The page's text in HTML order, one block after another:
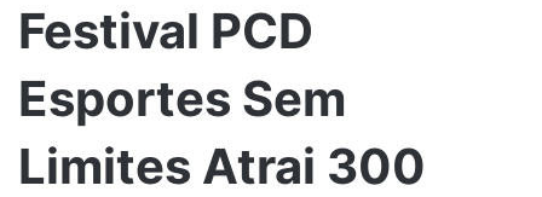
Festival PCD
Esportes Sem
Limites Atrai 300